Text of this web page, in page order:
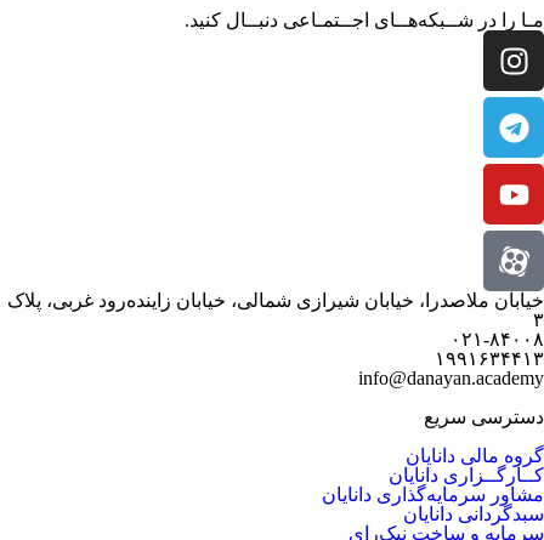
مـا را در شــبکه‌هــای اجــتمـاعی دنبــال کنید.
خیابان ملاصدرا، خیابان شیرازی شمالی، خیابان زاینده‌رود غربی، پلاک
۳
۰۲۱-۸۴۰۰۸
۱۹۹۱۶۳۴۴۱۳
info@danayan.academy
دسترسی سریع
گروه مالی دانایان
کــارگــزاری دانایان
مشاور سرمایه‌گذاری دانایان
سبدگردانی دانایان
سرمایه و ساخت نیک‌رای